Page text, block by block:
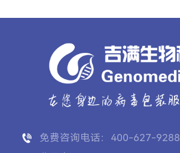
免费咨询电话：400-627-9288